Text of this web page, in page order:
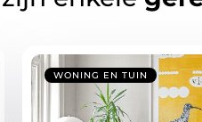
WONING EN TUIN